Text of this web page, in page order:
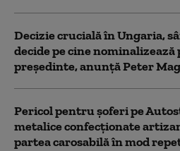
Decizie crucială în Ungaria,
decide pe cine
președinte, anunță Peter
Pericol pentru şoferi pe
metalice confecţionate
partea carosabilă în mod